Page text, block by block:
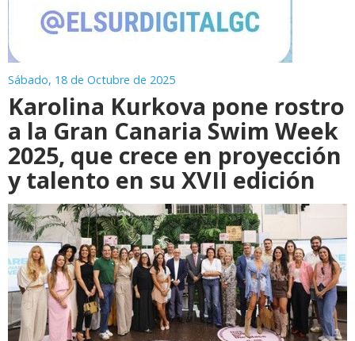
Sábado, 18 de Octubre de 2025
Karolina Kurkova pone rostro
a la Gran Canaria Swim Week
2025, que crece en proyección
y talento en su XVII edición